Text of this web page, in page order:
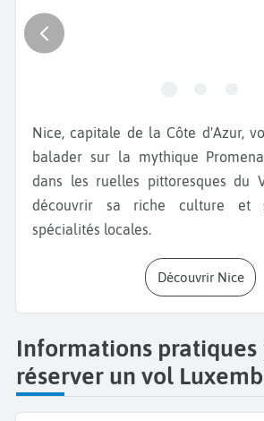
Nice, capitale de la Côte d'Azur, vous invite à vous
balader sur la mythique
dans les ruelles pittoresques du
découvrir sa riche culture et
spécialités locales.
Découvrir Nice
Informations pratiques
réserver un vol